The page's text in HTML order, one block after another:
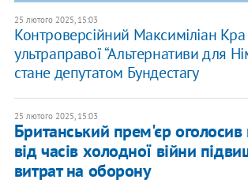
25 лютого 2025, 15:03
Контроверсійний Максиміліан Кра
ультраправої “Альтернативи для
стане депутатом Бундестагу
25 лютого 2025, 15:03
Британський прем'єр
від часів холодної війни
витрат на оборону